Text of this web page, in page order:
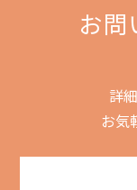
お問
詳
お気